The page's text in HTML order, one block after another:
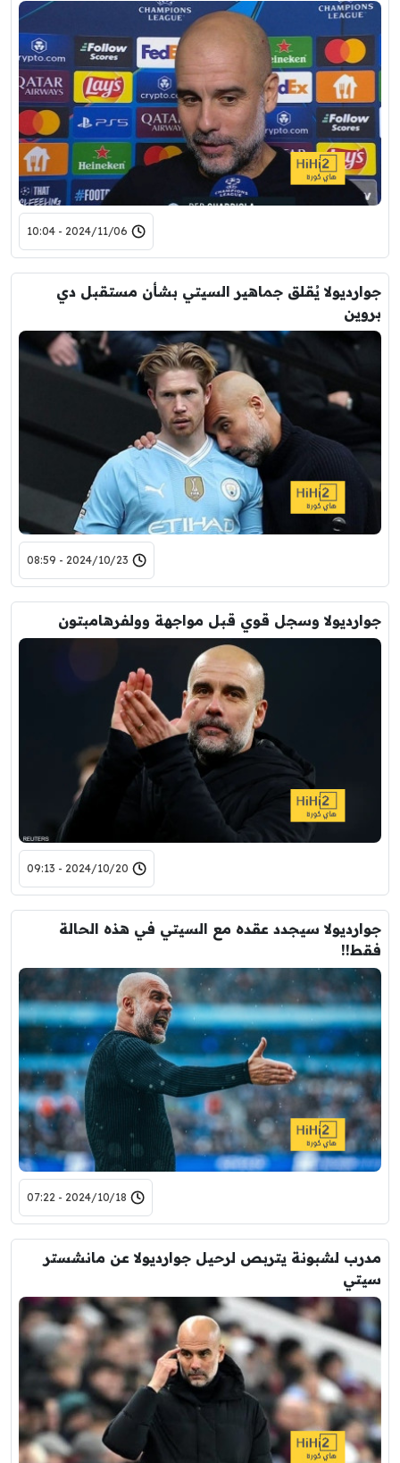
2024/11/06 - 10:04
جوارديولا يُقلق جماهير السيتي بشأن مستقبل دي
بروين
2024/10/23 - 08:59
جوارديولا وسجل قوي قبل مواجهة وولفرهامبتون
2024/10/20 - 09:13
جوارديولا سيجدد عقده مع السيتي في هذه الحالة
فقط!!
2024/10/18 - 07:22
مدرب لشبونة يتربص لرحيل جوارديولا عن مانشستر
سيتي